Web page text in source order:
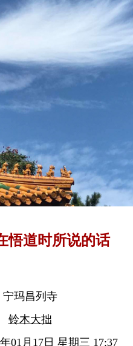
悟道时所说的话
宁玛昌列寺
铃木大拙
01月17日 星期三 17:37